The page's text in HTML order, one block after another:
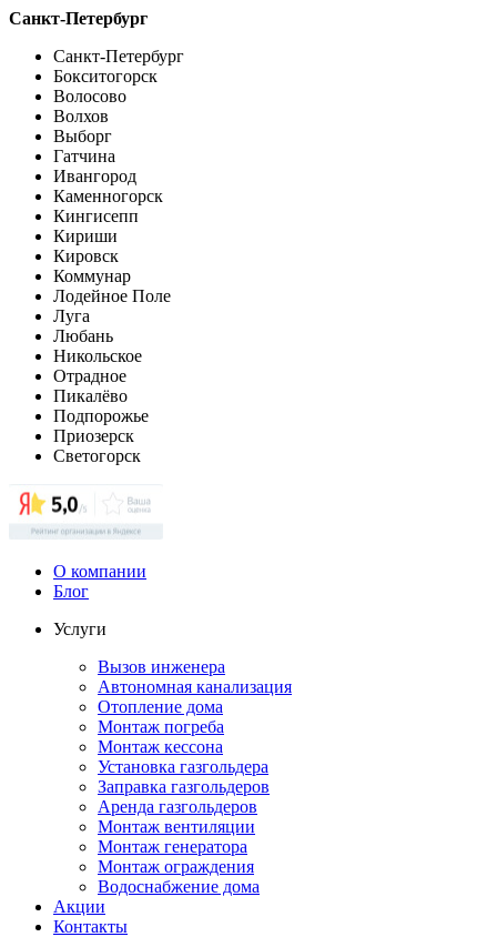
Санкт-Петербург
Санкт-Петербург
Бокситогорск
Волосово
Волхов
Выборг
Гатчина
Ивангород
Каменногорск
Кингисепп
Кириши
Кировск
Коммунар
Лодейное Поле
Луга
Любань
Никольское
Отрадное
Пикалёво
Подпорожье
Приозерск
Светогорск
О компании
Блог
Услуги
Вызов инженера
Автономная канализация
Отопление дома
Монтаж погреба
Монтаж кессона
Установка газгольдера
Заправка газгольдеров
Аренда газгольдеров
Монтаж вентиляции
Монтаж генератора
Монтаж ограждения
Водоснабжение дома
Акции
Контакты